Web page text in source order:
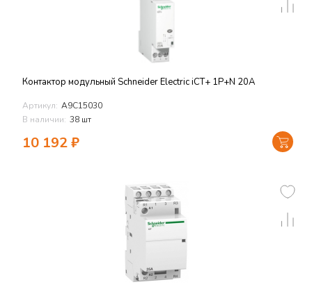
Контактор модульный Schneider Electric iCT+ 1P+N 20A
Артикул: A9C15030
В наличии: 38 шт
10 192₽